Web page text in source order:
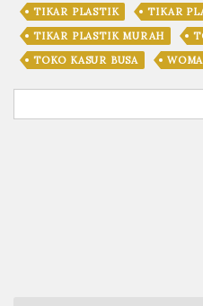
TIKAR PLASTIK
TIKAR
TIKAR PLASTIK MURAH
TOKO KASUR BUSA
untuk: